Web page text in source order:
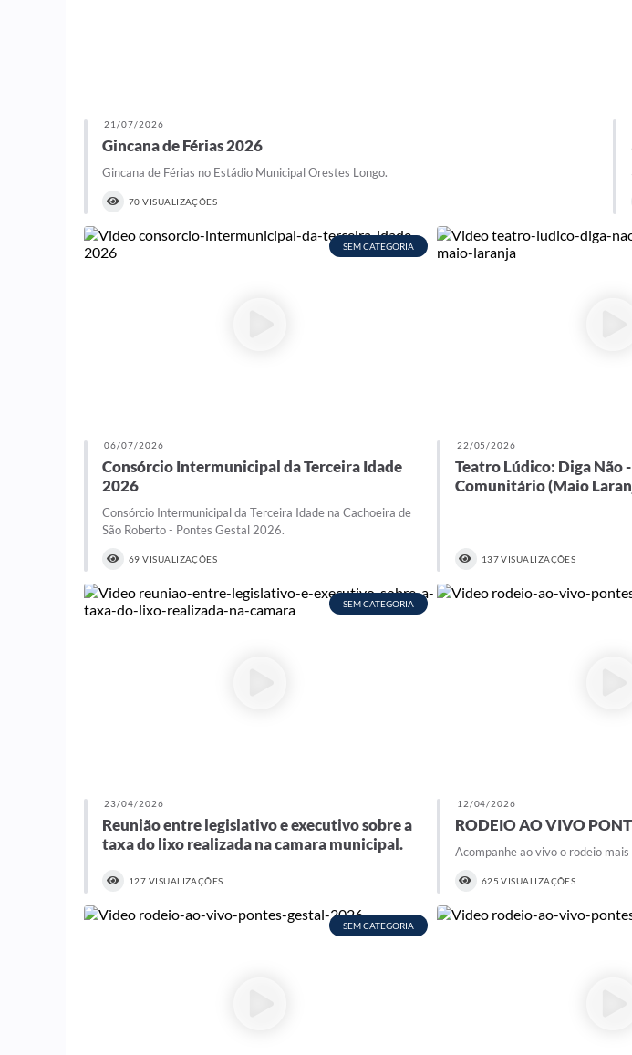
21/07/2026
Gincana de Férias 2026
Gincana de Férias no Estádio Municipal Orestes Longo.
70 VISUALIZAÇÕES
SEM CATEGORIA
06/07/2026
Consórcio Intermunicipal da Terceira Idade
2026
Consórcio Intermunicipal da Terceira Idade na Cachoeira de
São Roberto - Pontes Gestal 2026.
69 VISUALIZAÇÕES
22/05/2026
Teatro Lúdico: Diga Não
Comunitário (Maio
137 VISUALIZAÇÕES
SEM CATEGORIA
23/04/2026
Reunião entre legislativo e executivo sobre a
taxa do lixo realizada na camara municipal.
127 VISUALIZAÇÕES
12/04/2026
RODEIO AO VIVO
Acompanhe ao vivo o rodeio
625 VISUALIZAÇÕES
SEM CATEGORIA